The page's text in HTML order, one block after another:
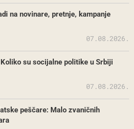
na novinare, pretnje, kampanje
07.08.2026.
su socijalne politike u Srbiji
07.08.2026.
peščare: Malo zvaničnih